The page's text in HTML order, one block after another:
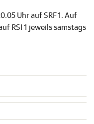
Uhr auf SRF 1. Auf
RSI 1 jeweils samstags